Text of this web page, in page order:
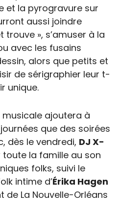
Port-Joli
2024
et la pyrogravure sur
aussi joindre
trouve », s’amuser à la
avec les fusains
alors que petits et
de sérigraphier leur t-
unique.
ajoutera à
que des soirées
dès le vendredi, DJ X-
la famille au son
folks, suivi le
intime d’Érika Hagen
de La Nouvelle-Orléans